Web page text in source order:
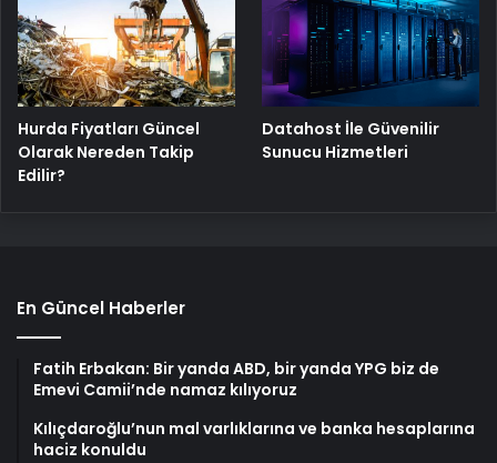
Hurda Fiyatları Güncel
Olarak Nereden Takip
Edilir?
Datahost İle Güvenilir
Sunucu Hizmetleri
En Güncel Haberler
Fatih Erbakan: Bir yanda ABD, bir yanda YPG biz de
Emevi Camii’nde namaz kılıyoruz
Kılıçdaroğlu’nun mal varlıklarına ve banka hesaplarına
haciz konuldu